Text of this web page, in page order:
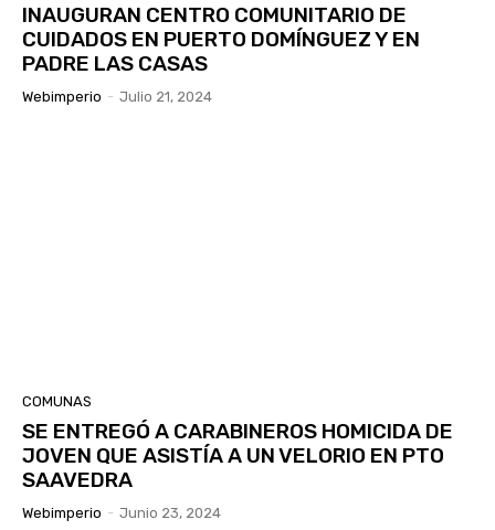
INAUGURAN CENTRO COMUNITARIO DE
CUIDADOS EN PUERTO DOMÍNGUEZ Y EN
PADRE LAS CASAS
Webimperio - Julio 21, 2024
COMUNAS
SE ENTREGÓ A CARABINEROS HOMICIDA DE
JOVEN QUE ASISTÍA A UN VELORIO EN PTO
SAAVEDRA
Webimperio - Junio 23, 2024